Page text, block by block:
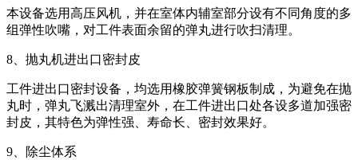
本设备选用高压风机，并在室体内辅室部分设有不同角度的多
组弹性吹嘴，对工件表面余留的弹丸进行吹扫清理。
8、抛丸机进出口密封皮
工件进出口密封设备，均选用橡胶弹簧钢板制成，为避免在抛
丸时，弹丸飞溅出清理室外，在工件进出口处各设多道加强密
封皮，其特色为弹性强、寿命长、密封效果好。
9、除尘体系